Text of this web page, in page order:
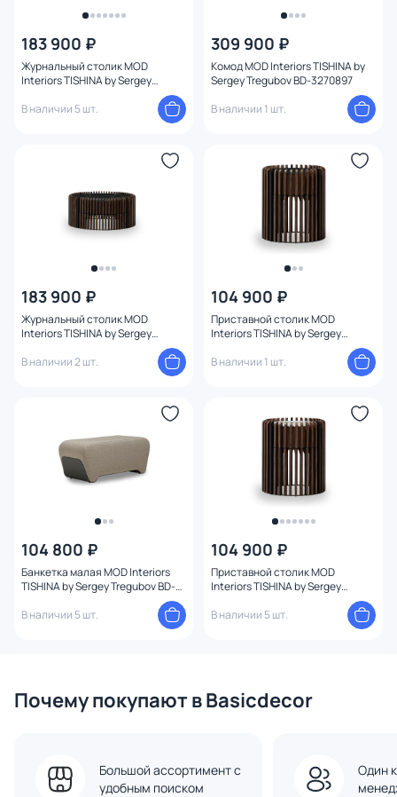
183 900 ₽
Журнальный столик MOD
Interiors TISHINA by Sergey
ореха/керамика
В наличии 5 шт.
309 900 ₽
Комод MOD Interiors TISHINA by
Sergey Tregubov BD-3270897
В наличии 1 шт.
183 900 ₽
Журнальный столик MOD
Interiors TISHINA by Sergey
В наличии 2 шт.
104 900 ₽
Приставной столик MOD
Interiors TISHINA by Sergey
В наличии 1 шт.
104 800 ₽
Банкетка малая MOD Interiors
TISHINA by Sergey Tregubov BD-
В наличии 5 шт.
104 900 ₽
Приставной столик MOD
Interiors TISHINA by Sergey
В наличии 5 шт.
Почему покупают в Basicdecor
Большой ассортимент с
удобным поиском
Один